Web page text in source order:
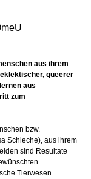
aus ihrem
queerer
aus
zum
bzw.
Schieche), aus ihrem
sind Resultate
Tierwesen